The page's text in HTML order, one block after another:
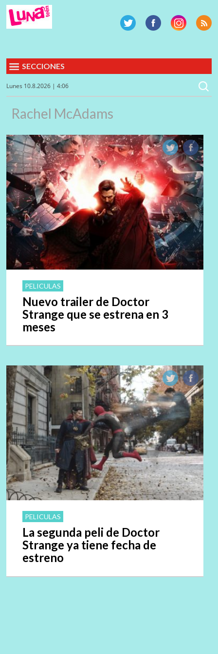
SECCIONES
Lunes 10.8.2026 | 4:06
Rachel McAdams
PELICULAS
Nuevo trailer de Doctor
Strange que se estrena en 3
meses
PELICULAS
La segunda peli de Doctor
Strange ya tiene fecha de
estreno